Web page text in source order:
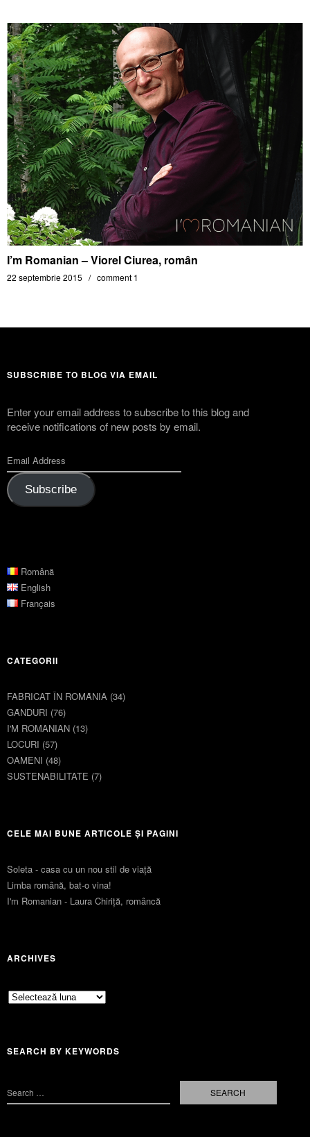
I’m Romanian – Viorel Ciurea, romȃn
22 septembrie 2015 comment 1
SUBSCRIBE TO BLOG VIA EMAIL
Enter your email address to subscribe to this blog and
receive notifications of new posts by email.
Subscribe
Română
English
Français
CATEGORII
FABRICAT ÎN ROMȂNIA (34)
GȂNDURI (76)
I'M ROMANIAN (13)
LOCURI (57)
OAMENI (48)
SUSTENABILITATE (7)
CELE MAI BUNE ARTICOLE ȘI PAGINI
Soleta - casa cu un nou stil de viaţă
Limba română, bat-o vina!
I'm Romanian - Laura Chiriță, româncă
ARCHIVES
Archives
SEARCH BY KEYWORDS